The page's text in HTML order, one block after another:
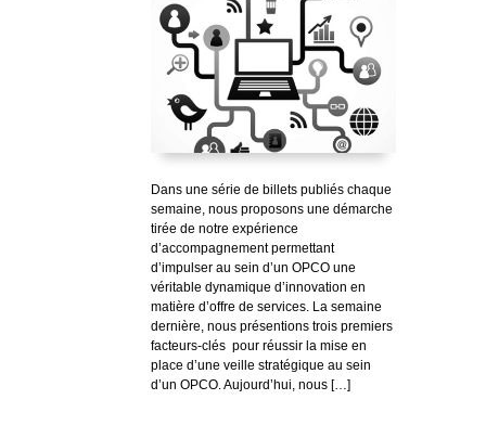
Dans une série de billets publiés chaque
semaine, nous proposons une démarche
tirée de notre expérience
d’accompagnement permettant
d’impulser au sein d’un OPCO une
véritable dynamique d’innovation en
matière d’offre de services. La semaine
dernière, nous présentions trois premiers
facteurs-clés pour réussir la mise en
place d’une veille stratégique au sein
d’un OPCO. Aujourd’hui, nous […]